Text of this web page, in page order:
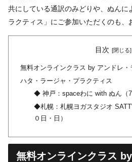
共にしている通訳のみどりや、ぬんに
ラクティス」にご参加いただくのも、
目次
無料オンラインクラス by アンドレ・
ハタ・ラージャ・プラクティス
◆ 神戸：spaceわに with ぬん（7
◆札幌：札幌ヨガスタジオ
０日・日）
無料オンラインクラス